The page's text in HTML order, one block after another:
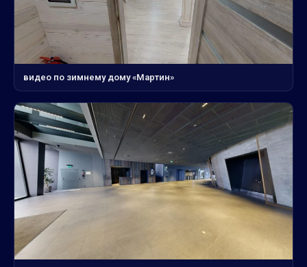
видео по зимнему дому «Мартин»